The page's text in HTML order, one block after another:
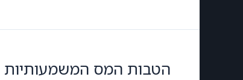
הטבות המס המשמעותיות